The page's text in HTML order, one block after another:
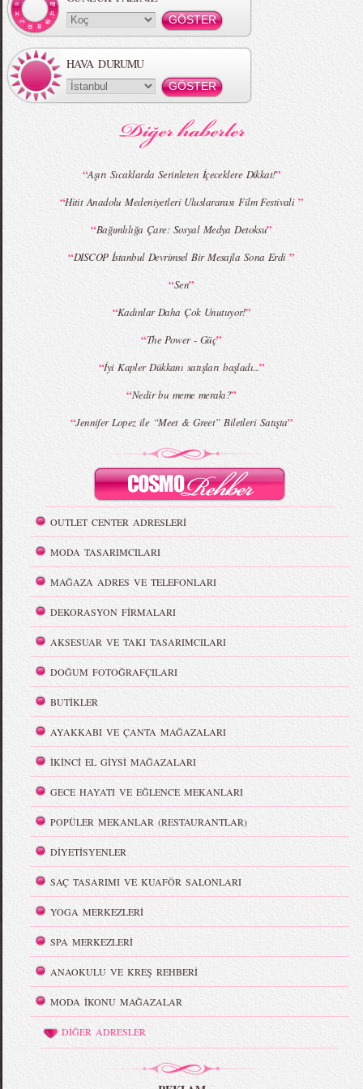
MBFWI - Gülçin Çengel 2015 Yaz
MBFWI - Zeynep Erdoğan 2015 Yaz
MBFWI - Giray Sepin 2015 Yaz Koleksiyonu MBFWI - Burçe Bekrek 2015 Yaz Koleksiyonu
HAVA DURUMU
“Aşırı Sıcaklarda Serinleten İçeceklere Dikkat!”
“Hitit Anadolu Medeniyetleri Uluslararası Film Festivali ”
“Bağımlılığa Çare: Sosyal Medya Detoksu”
“DISCOP İstanbul Devrimsel Bir Mesajla Sona Erdi”
“Sen”
“Kadınlar Daha Çok Unutuyor!”
“The Power - Güç”
“İyi Kapler Dükkanı satışları başladı...”
“Nedir bu meme merakı?”
“Jennifer Lopez ile “Meet & Greet” Biletleri Satışta”
OUTLET CENTER ADRESLERİ
MODA TASARIMCILARI
MAĞAZA ADRES VE TELEFONLARI
DEKORASYON FİRMALARI
AKSESUAR VE TAKI TASARIMCILARI
DOĞUM FOTOĞRAFÇILARI
BUTİKLER
AYAKKABI VE ÇANTA MAĞAZALARI
İKİNCİ EL GİYSİ MAĞAZALARI
GECE HAYATI VE EĞLENCE MEKANLARI
POPÜLER MEKANLAR (RESTAURANTLAR)
DİYETİSYENLER
SAÇ TASARIMI VE KUAFÖR SALONLARI
YOGA MERKEZLERİ
SPA MERKEZLERİ
ANAOKULU VE KREŞ REHBERİ
MODA İKONU MAĞAZALAR
DİĞER ADRESLER